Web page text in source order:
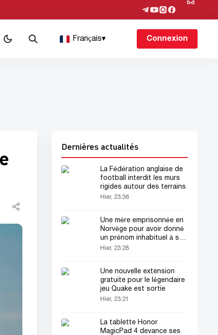
Français▾ Connexion
Dernières actualités
La Fédération anglaise de
football interdit les murs
rigides autour des terrains
Hier, 23:36
Une mère emprisonnée en
Norvège pour avoir donné
un prénom inhabituel à son
fils
Hier, 23:28
Une nouvelle extension
gratuite pour le légendaire
jeu Quake est sortie
Hier, 23:21
La tablette Honor
MagicPad 4 devance ses